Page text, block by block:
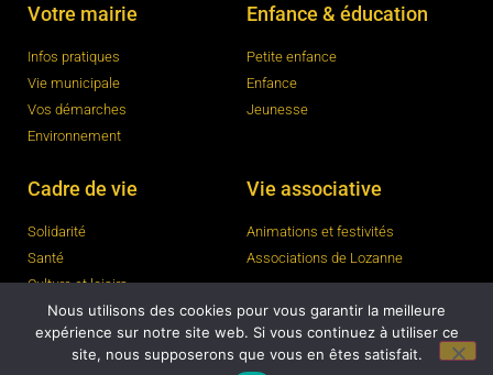
Votre mairie
Infos pratiques
Vie municipale
Vos démarches
Environnement
Enfance & éducation
Petite enfance
Enfance
Jeunesse
Cadre de vie
Solidarité
Santé
Culture et loisirs
Vie associative
Animations et festivités
Associations de Lozanne
Nous utilisons des cookies pour vous garantir la meilleure
expérience sur notre site web. Si vous continuez à utiliser ce
site, nous supposerons que vous en êtes satisfait.